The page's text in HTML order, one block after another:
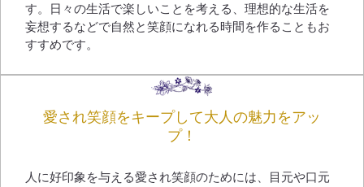
す。日々の生活で楽しいことを考える、理想的な生活を
妄想するなどで自然と笑顔になれる時間を作ることもお
すすめです。
愛され笑顔をキープして大人の魅力をアッ
プ！
人に好印象を与える愛され笑顔のためには、目元や口元